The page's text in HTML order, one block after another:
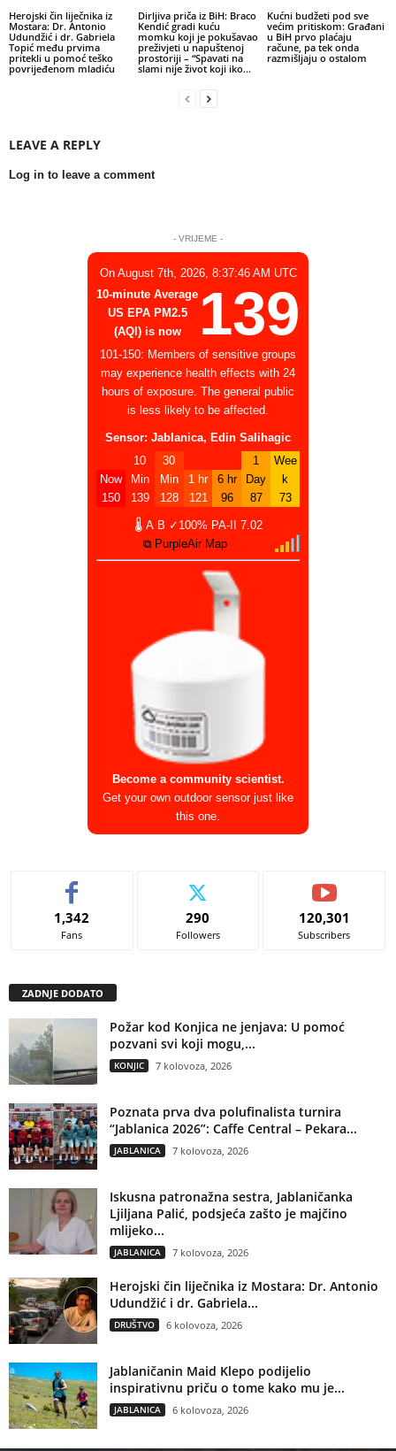
Herojski čin liječnika iz
Mostara: Dr. Antonio
Udundžić i dr. Gabriela
Topić među prvima
pritekli u pomoć teško
povrijeđenom mladiću
Dirljiva priča iz BiH: Braco
Kendić gradi kuću
momku koji je pokušavao
preživjeti u napuštenoj
prostoriji – “Spavati na
slami nije život koji iko...
Kućni budžeti pod sve
većim pritiskom: Građani
u BiH prvo plaćaju
račune, pa tek onda
razmišljaju o ostalom
LEAVE A REPLY
Log in to leave a comment
- VRIJEME -
On August 7th, 2026, 8:37:46 AM UTC
10-minute Average
US EPA PM2.5
(AQI) is now
139
101-150: Members of sensitive groups
may experience health effects with 24
hours of exposure. The general public
is less likely to be affected.
Sensor: Jablanica, Edin Salihagic
Now
150
10
Min
139
30
Min
128
1 hr
121
6 hr
96
1
Day
87
Wee
k
73
🌡 A B ✓100% PA-II
7.02
⧉ PurpleAir Map
Become a community scientist.
Get your own outdoor sensor just like
this one.
1,342
Fans
290
Followers
120,301
Subscribers
ZADNJE DODATO
Požar kod Konjica ne jenjava: U pomoć
pozvani svi koji mogu,...
KONJIC 7 kolovoza, 2026
Poznata prva dva polufinalista turnira
“Jablanica 2026”: Caffe Central – Pekara...
JABLANICA 7 kolovoza, 2026
Iskusna patronažna sestra, Jablaničanka
Ljiljana Palić, podsjeća zašto je majčino
mlijeko...
JABLANICA 7 kolovoza, 2026
Herojski čin liječnika iz Mostara: Dr. Antonio
Udundžić i dr. Gabriela...
DRUŠTVO 6 kolovoza, 2026
Jablaničanin Maid Klepo podijelio
inspirativnu priču o tome kako mu je...
JABLANICA 6 kolovoza, 2026